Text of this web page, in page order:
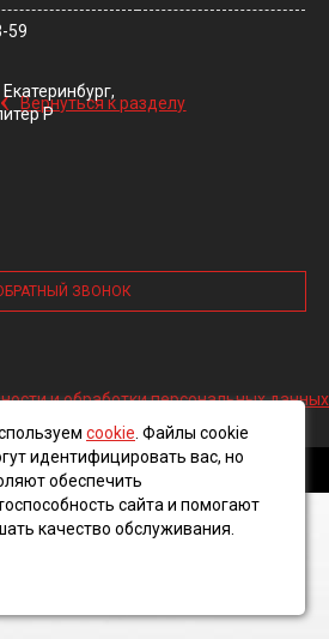
‹ Вернуться к разделу
59
Р
ЗВОНОК
и обработки персональных данных
кабельная компания, 2016 ©
cookie . Файлы cookie
идентифицировать вас, но
обеспечить
сайта и помогают
качество обслуживания.